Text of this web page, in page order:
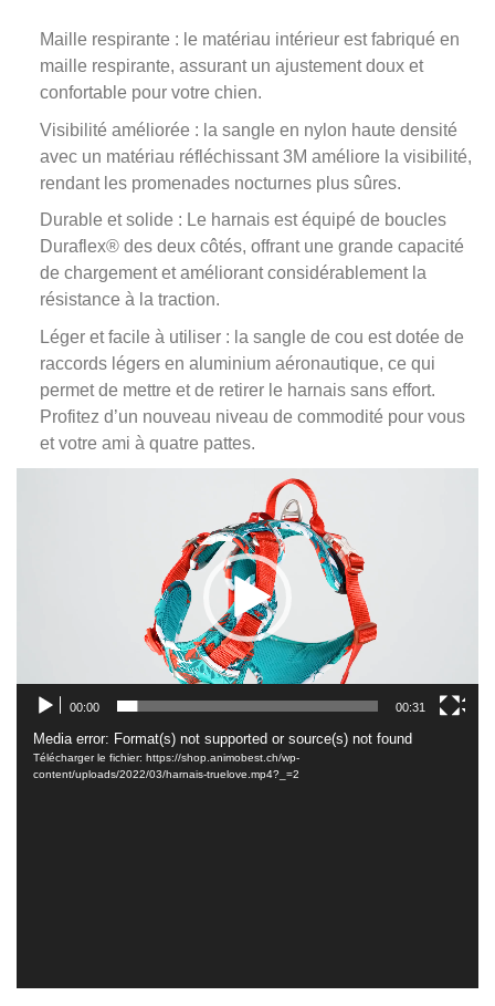
Maille respirante : le matériau intérieur est fabriqué en
maille respirante, assurant un ajustement doux et
confortable pour votre chien.
Visibilité améliorée : la sangle en nylon haute densité
avec un matériau réfléchissant 3M améliore la visibilité,
rendant les promenades nocturnes plus sûres.
Durable et solide : Le harnais est équipé de boucles
Duraflex® des deux côtés, offrant une grande capacité
de chargement et améliorant considérablement la
résistance à la traction.
Léger et facile à utiliser : la sangle de cou est dotée de
raccords légers en aluminium aéronautique, ce qui
permet de mettre et de retirer le harnais sans effort.
Profitez d’un nouveau niveau de commodité pour vous
et votre ami à quatre pattes.
00:00 00:31
Lecteur
vidéo
Media error: Format(s) not supported or source(s) not found
Télécharger le fichier: https://shop.animobest.ch/wp-
content/uploads/2022/03/harnais-truelove.mp4?_=2